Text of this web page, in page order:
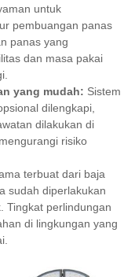
untuk
pembuangan panas
panas yang
dan masa pakai
yang mudah: Sistem
dilengkapi,
dilakukan di
risiko
terbuat dari baja
sudah diperlakukan
Tingkat perlindungan
di lingkungan yang